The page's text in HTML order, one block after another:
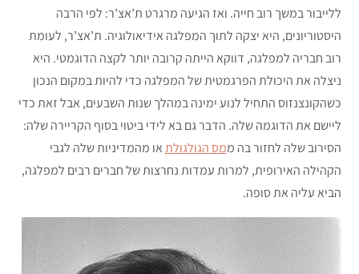
ללייבור במשך רוב חייה. ואז הגיעה מרגרט ת’אצ’ר: לפי הרבה
היסטוריונים, היא יצקה לתוך המפלגה אידיאולוגיה. ת’אצ’ר, לעומת
רוב חבריה למפלגה, דווקא הייתה קרובה יותר לקצה הדוגמטי. היא
ניצלה את היכולת הפרגמטית של המפלגה כדי להיות במקום הנכון
כשהקונצנזוס התחיל לנוע ימינה במהלך שנות השבעים, אבל זאת כדי
ליישם את הדוגמה שלה. הדבר גם בא לידי ביטוי בסוף הקריירה שלה:
הסירוב שלה לחזור בה ממס הגולגולתאו מהמדיניות שלה לגבי
הקהילה האירופית, למרות עמדות נחרצות של חברים רבים למפלגה,
הביא עליה את סופה.